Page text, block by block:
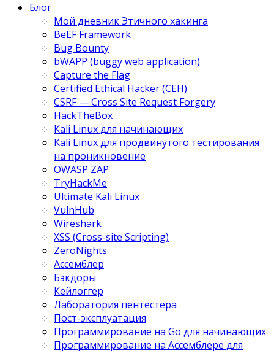
Блог
Мой дневник Этичного хакинга
BeEF Framework
Bug Bounty
bWAPP (buggy web application)
Capture the Flag
Certified Ethical Hacker (CEH)
CSRF — Cross Site Request Forgery
HackTheBox
Kali Linux для начинающих
Kali Linux для продвинутого тестирования
на проникновение
OWASP ZAP
TryHackMe
Ultimate Kali Linux
VulnHub
Wireshark
XSS (Cross-site Scripting)
ZeroNights
Ассемблер
Бэкдоры
Кейлоггер
Лаборатория пентестера
Пост-эксплуатация
Программирование на Go для начинающих
Программирование на Ассемблере для